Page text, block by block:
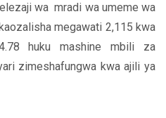
wa mradi wa umeme wa
megawati 2,115 kwa
huku mashine mbili za
zimeshafungwa kwa ajili ya